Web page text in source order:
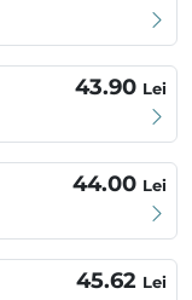
43.90 Lei
44.00 Lei
45.62 Lei